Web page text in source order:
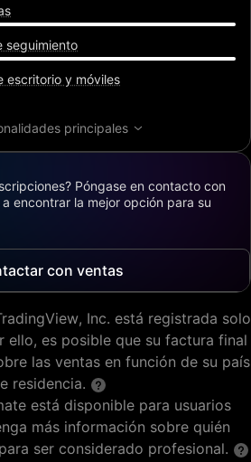
seguimiento
escritorio y móviles
principales
Póngase en contacto con
encontrar la mejor opción para su
con ventas
Inc. está registrada solo
ello, es posible que su factura final
las ventas en función de su país
residencia.
está disponible para usuarios
más información sobre quién
ser considerado profesional.